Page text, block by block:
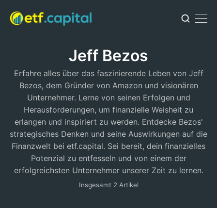
Jeff Bezos
Erfahre alles über das faszinierende Leben von Jeff
Bezos, dem Gründer von Amazon und visionären
Unternehmer. Lerne von seinen Erfolgen und
Herausforderungen, um finanzielle Weisheit zu
erlangen und inspiriert zu werden. Entdecke Bezos'
strategisches Denken und seine Auswirkungen auf die
Finanzwelt bei etf.capital. Sei bereit, dein finanzielles
Potenzial zu entfesseln und von einem der
erfolgreichsten Unternehmer unserer Zeit zu lernen.
Insgesamt 2 Artikel